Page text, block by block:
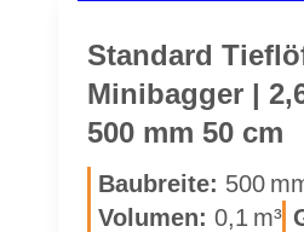
MS03
Mi­
ni­
ger
|
Stan­dard
Mi­ni­bag­ger |
500 mm 50 cm
Bau­brei­te: 500
Vo­lu­men: 0,1 m³